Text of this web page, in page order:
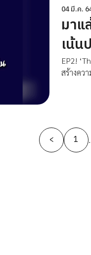
04 มี.ค.
มาแ
เน้น
EP2!
สร้างคว
Posts
< 1